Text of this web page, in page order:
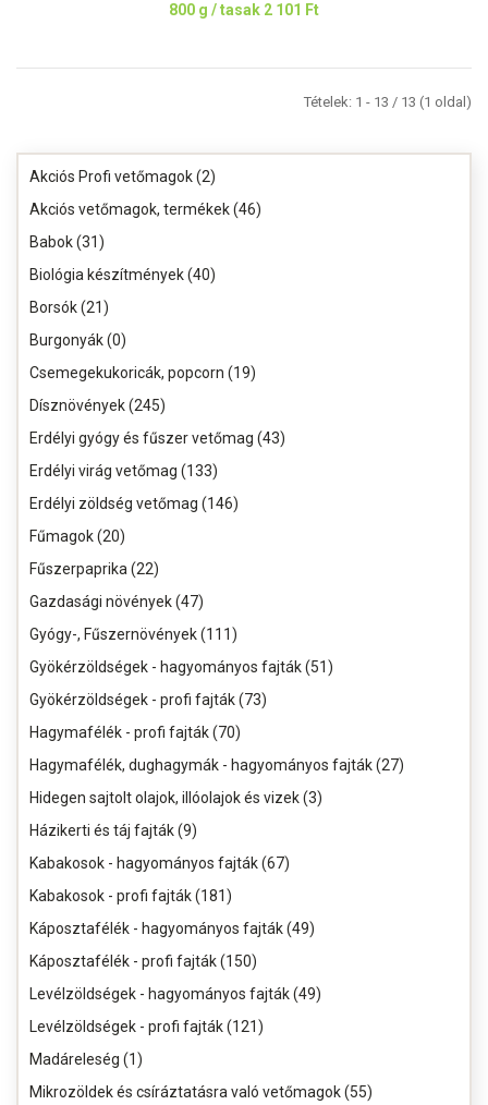
Akciós Profi vetőmagok (2)
Akciós vetőmagok, termékek (46)
Babok (31)
Biológia készítmények (40)
Borsók (21)
Burgonyák (0)
Csemegekukoricák, popcorn (19)
Dísznövények (245)
Erdélyi gyógy és fűszer vetőmag (43)
Erdélyi virág vetőmag (133)
Erdélyi zöldség vetőmag (146)
Fűmagok (20)
Fűszerpaprika (22)
Gazdasági növények (47)
Gyógy-, Fűszernövények (111)
Gyökérzöldségek - hagyományos fajták (51)
Gyökérzöldségek - profi fajták (73)
Hagymafélék - profi fajták (70)
Hagymafélék, dughagymák - hagyományos fajták (27)
Hidegen sajtolt olajok, illóolajok és vizek (3)
Házikerti és táj fajták (9)
Kabakosok - hagyományos fajták (67)
Kabakosok - profi fajták (181)
Káposztafélék - hagyományos fajták (49)
Káposztafélék - profi fajták (150)
Levélzöldségek - hagyományos fajták (49)
Levélzöldségek - profi fajták (121)
Madáreleség (1)
Mikrozöldek és csíráztatásra való vetőmagok (55)
800 g / tasak 2 101 Ft
Tételek: 1 - 13 / 13 (1 oldal)